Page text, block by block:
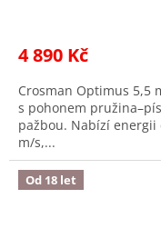
4 890 Kč
Crosman Optimus 5,5
s pohonem
pažbou. Nabízí energii
m/s,...
Od 18 let